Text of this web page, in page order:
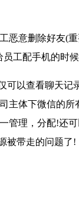
删除好友(重
工配手机的时
以查看聊天记
体下微信的
管理，分配!还
被带走的问题了!